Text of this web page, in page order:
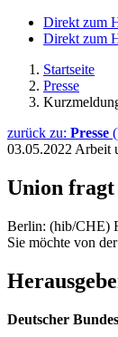
Direkt zum
Direkt zum
Startseite
Presse
zurück zu: Presse
03.05.2022 Arbeit
Union fragt
Berlin: (hib/CHE)
Sie möchte von
Deutscher